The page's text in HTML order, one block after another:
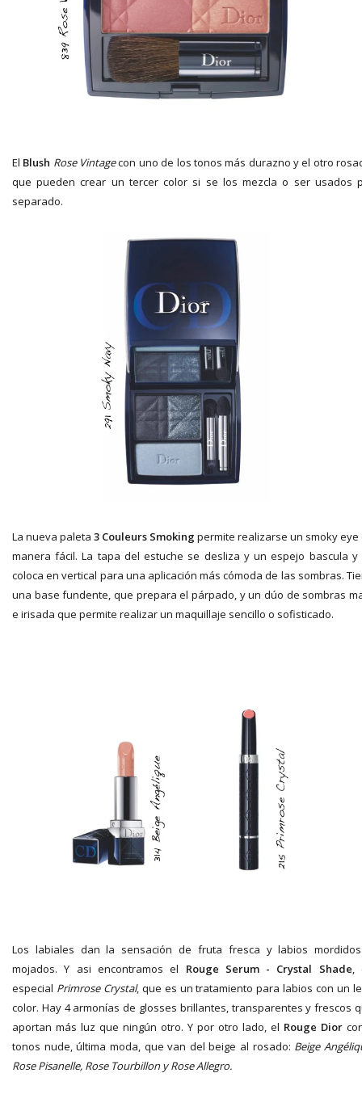
El Blush Rose Vintagecon uno de los tonos más durazno y el otro
que pueden crear un tercer color si se los mezcla o ser usados
separado.
La nueva paleta 3 Couleurs Smoking permite realizarse un smoky eye
manera fácil. La tapa del estuche se desliza y un espejo bascula y
coloca en vertical para una aplicación más cómoda de las sombras.
una base fundente, que prepara el párpado, y un dúo de sombras
e irisada que permite realizar un maquillaje sencillo o sofisticado.
Los labiales dan la sensación de fruta fresca y labios
mojados. Y asi encontramos el Rouge Serum - Crystal Shade,
especial Primrose Crystal, que es un tratamiento para labios con un
color. Hay 4 armonías de glosses brillantes, transparentes y frescos
aportan más luz que ningún otro. Y por otro lado, el Rouge Dior
tonos nude, última moda, que van del beige al rosado: Beige
Rose Pisanelle, Rose Tourbillon y Rose Allegro.